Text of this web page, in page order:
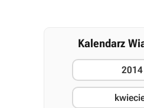
Kalendarz
2014